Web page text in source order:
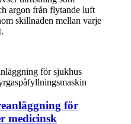
argon från flytande luft
skillnaden mellan varje
för
medicinsk